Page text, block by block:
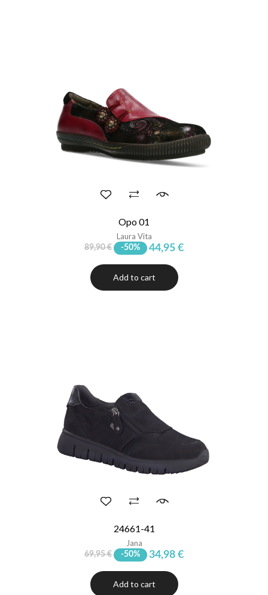
Opo 01
Laura Vita
89,90 € -50% 44,95 €
Add to cart
24661-41
Jana
69,95 € -50% 34,98 €
Add to cart